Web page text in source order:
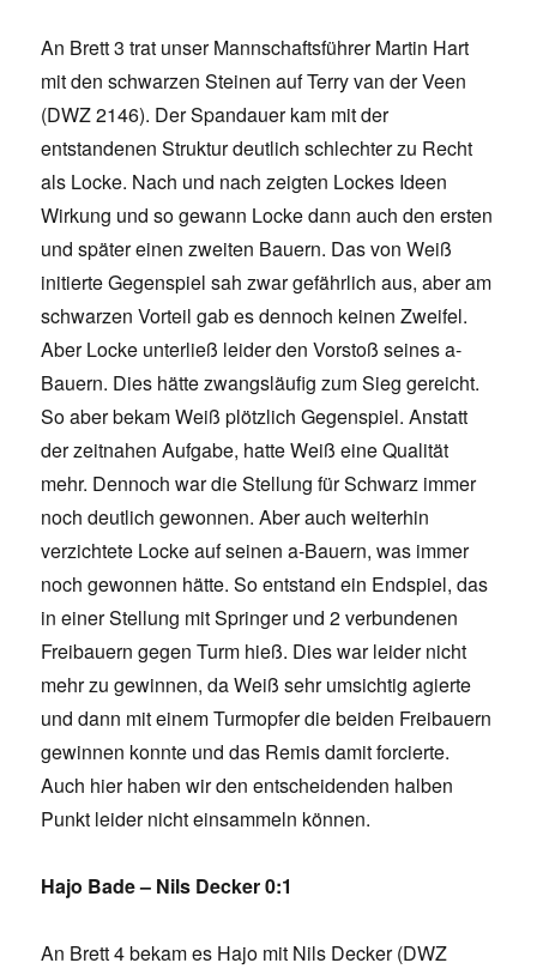
An Brett 3 trat unser Mannschaftsführer Martin Hart
mit den schwarzen Steinen auf Terry van der Veen
(DWZ 2146). Der Spandauer kam mit der
entstandenen Struktur deutlich schlechter zu Recht
als Locke. Nach und nach zeigten Lockes Ideen
Wirkung und so gewann Locke dann auch den ersten
und später einen zweiten Bauern. Das von Weiß
initierte Gegenspiel sah zwar gefährlich aus, aber am
schwarzen Vorteil gab es dennoch keinen Zweifel.
Aber Locke unterließ leider den Vorstoß seines a-
Bauern. Dies hätte zwangsläufig zum Sieg gereicht.
So aber bekam Weiß plötzlich Gegenspiel. Anstatt
der zeitnahen Aufgabe, hatte Weiß eine Qualität
mehr. Dennoch war die Stellung für Schwarz immer
noch deutlich gewonnen. Aber auch weiterhin
verzichtete Locke auf seinen a-Bauern, was immer
noch gewonnen hätte. So entstand ein Endspiel, das
in einer Stellung mit Springer und 2 verbundenen
Freibauern gegen Turm hieß. Dies war leider nicht
mehr zu gewinnen, da Weiß sehr umsichtig agierte
und dann mit einem Turmopfer die beiden Freibauern
gewinnen konnte und das Remis damit forcierte.
Auch hier haben wir den entscheidenden halben
Punkt leider nicht einsammeln können.
Hajo Bade – Nils Decker 0:1
An Brett 4 bekam es Hajo mit Nils Decker (DWZ